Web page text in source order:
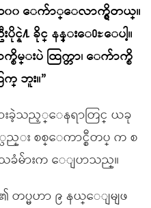
၁၀၀ ေက်ာ္ေလာက္ရွိတယ္။
င္နဲ႔ ခိုင္ နန္းေ႐ႊေပါ့။
စိမ္းပဲ ထြက္တာ၊ ေက်ာက္စိ
ဘူး။”
ြားခဲ့သည့္ေနရာတြင္ ယခု
လည္း စစ္ေကာင္စီတပ္ က စ
ခံမ်ားက ေျပာသည္။
တပ္မဟာ ၉ နယ္ေျမျဖ